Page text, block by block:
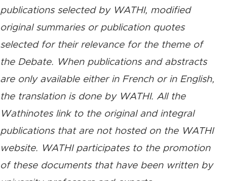
publications selected by WATHI, modified
original summaries or publication quotes
selected for their relevance for the theme of
the Debate. When publications and abstracts
are only available either in French or in English,
the translation is done by WATHI. All the
Wathinotes link to the original and integral
publications that are not hosted on the WATHI
website. WATHI participates to the promotion
of these documents that have been written by